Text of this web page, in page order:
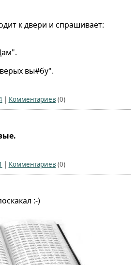
к двери и спрашивает:
вы#бу".
| Комментариев (0)
| Комментариев (0)
:-)